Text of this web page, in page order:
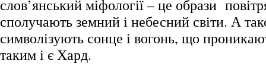
слов’янський міфології – це образи
сполучають земний і небесний світи. А
символізують сонце і вогонь, що
таким і є Хард.